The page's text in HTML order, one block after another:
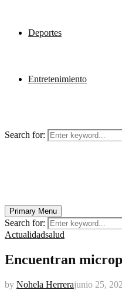
Deportes
Entretenimiento
Search for:
Primary Menu
Search for:
Actualidadsalud
Encuentran
by Nohela Herrerajunio 25,